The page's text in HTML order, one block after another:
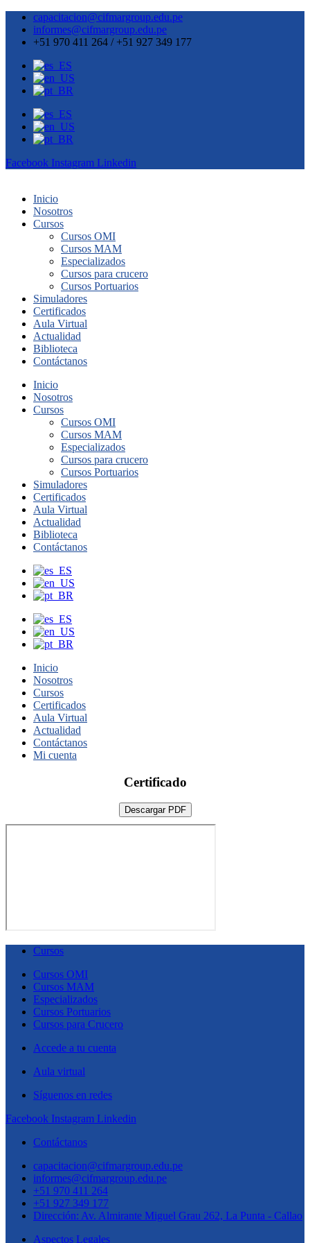
capacitacion@cifmargroup.edu.pe
informes@cifmargroup.edu.pe
+51 970 411 264 / +51 927 349 177
Facebook Instagram Linkedin
Inicio
Nosotros
Cursos
Cursos OMI
Cursos MAM
Especializados
Cursos para crucero
Cursos Portuarios
Simuladores
Certificados
Aula Virtual
Actualidad
Biblioteca
Contáctanos
Inicio
Nosotros
Cursos
Cursos OMI
Cursos MAM
Especializados
Cursos para crucero
Cursos Portuarios
Simuladores
Certificados
Aula Virtual
Actualidad
Biblioteca
Contáctanos
Inicio
Nosotros
Cursos
Certificados
Aula Virtual
Actualidad
Contáctanos
Mi cuenta
Certificado
Descargar PDF
Cursos
Cursos OMI
Cursos MAM
Especializados
Cursos Portuarios
Cursos para Crucero
Accede a tu cuenta
Aula virtual
Síguenos en redes
Facebook Instagram Linkedin
Contáctanos
capacitacion@cifmargroup.edu.pe
informes@cifmargroup.edu.pe
+51 970 411 264
+51 927 349 177
Dirección: Av. Almirante Miguel Grau 262, La Punta - Callao
Aspectos Legales